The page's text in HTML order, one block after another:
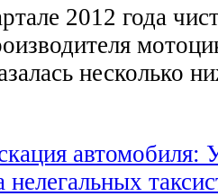
2012 года
несколько
автомобиля: